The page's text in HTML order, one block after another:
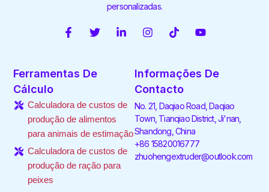
personalizadas.
F
b
k
-
f
T
t
L
n
i
n
I
a
g
r
a
m
T
o
k
Y
u
Ferramentas De
Cálculo
Calculadora de custos de
produção de alimentos
para animais de estimação
Calculadora de custos de
produção de ração para
peixes
Informações De
Contacto
No. 21, Daqiao Road, Daqiao
Town, Tianqiao District, Ji'nan,
Shandong, China
+86 15820016777
zhuohengextruder@outlook.com